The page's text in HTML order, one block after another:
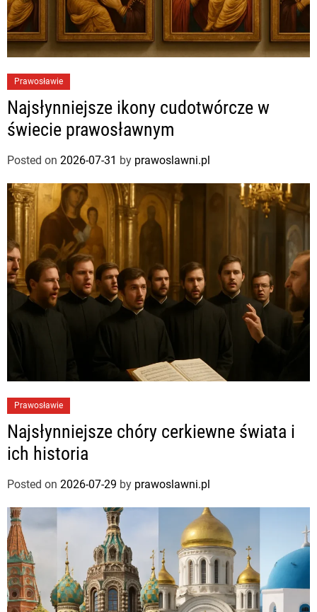
Prawosławie
Najsłynniejsze ikony cudotwórcze w
świecie prawosławnym
Posted on 2026-07-31 by prawoslawni.pl
Prawosławie
Najsłynniejsze chóry cerkiewne świata i
ich historia
Posted on 2026-07-29 by prawoslawni.pl